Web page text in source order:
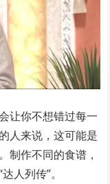
让你不想错过每一
人来说，这可能是
制作不同的食谱，
人列传”。